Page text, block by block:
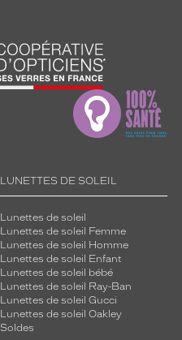
LUNETTES DE SOLEIL
Lunettes de soleil
Lunettes de soleil Femme
Lunettes de soleil Homme
Lunettes de soleil Enfant
Lunettes de soleil bébé
Lunettes de soleil Ray-Ban
Lunettes de soleil Gucci
Lunettes de soleil Oakley
Soldes